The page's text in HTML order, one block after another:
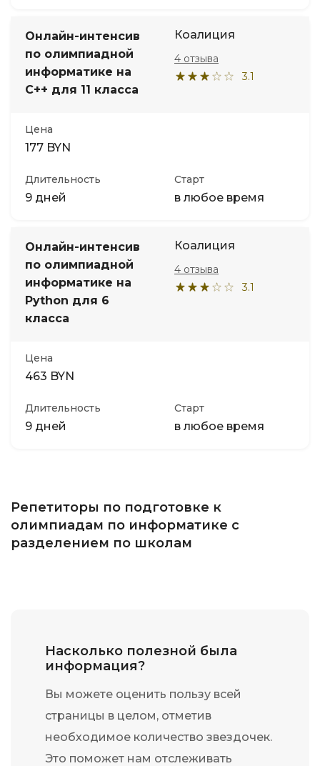
Онлайн-интенсив
по олимпиадной
информатике на
С++ для 11 класса
Коалиция
3.1
4 отзыва
Цена
177 BYN
Длительность
9 дней
Старт
в любое время
Онлайн-интенсив
по олимпиадной
информатике на
Python для 6
класса
Коалиция
3.1
4 отзыва
Цена
463 BYN
Длительность
9 дней
Старт
в любое время
Репетиторы по подготовке к
олимпиадам по информатике с
разделением по школам
Насколько полезной была
информация?
Вы можете оценить пользу всей
страницы в целом, отметив
необходимое количество звездочек.
Это поможет нам отслеживать